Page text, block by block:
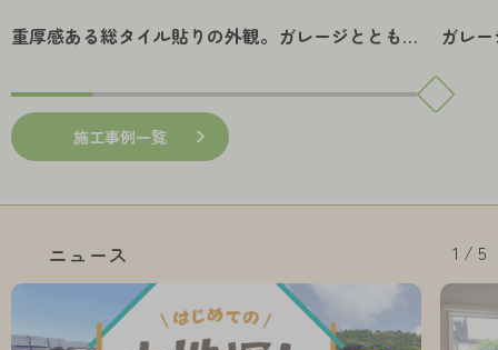
重厚感ある総タイル貼りの外観。ガレージとともに
ガレ
施工事例一覧
ニュース 1 / 5